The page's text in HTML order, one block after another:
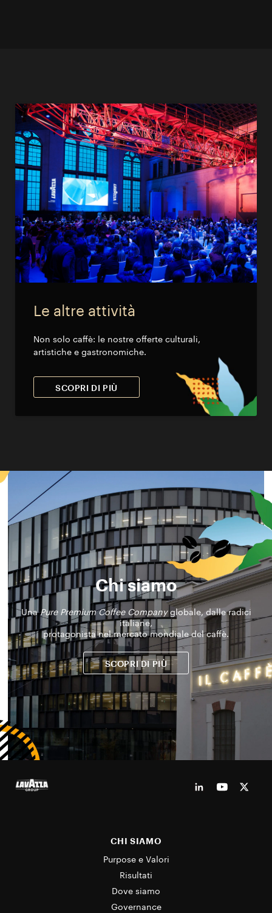
Le altre attività
Non solo caffè: le nostre offerte culturali,
artistiche e gastronomiche.
SCOPRI DI PIÙ
Chi siamo
UnaPure Premium Coffee Companyglobale, dalle radici
italiane,
protagonista nel mercato mondiale del caffè.
SCOPRI DI PIÙ
CHI SIAMO
Purpose e Valori
Risultati
Dove siamo
Governance